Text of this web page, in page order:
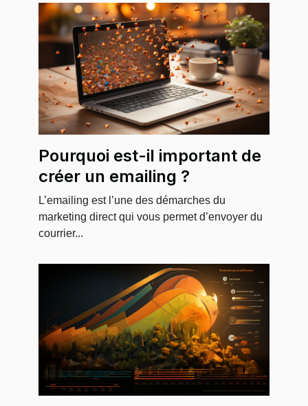
Pourquoi est-il important de
créer un emailing ?
L’emailing est l’une des démarches du
marketing direct qui vous permet d’envoyer du
courrier...